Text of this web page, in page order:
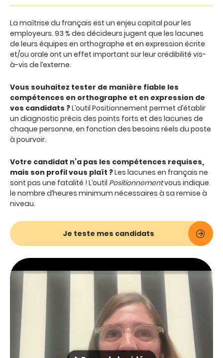
La maîtrise du français est un enjeu capital pour les
employeurs. 93 % des décideurs jugent que les lacunes
de leurs équipes en orthographe et en expression écrite
et/ou orale ont un effet important sur leur crédibilité vis-
à-vis de l’externe.
Vous souhaitez tester de manière fiable les
compétences en orthographe et en expression de
vos candidats ?L’outil Positionnement permet d’établir
un diagnostic précis des points forts et des lacunes de
chaque personne, en fonction des besoins réels du poste
à pourvoir.
Votre candidat n’a pas les compétences requises,
mais son profil vous plaît ?Les lacunes en français ne
sont pas une fatalité ! L’outil Positionnementvous indique
le nombre d’heures minimum nécessaires à sa remise à
niveau.
Je teste mes candidats